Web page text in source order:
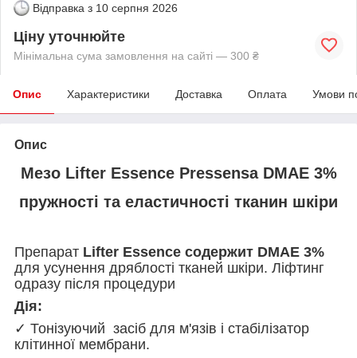
Відправка з 10 серпня 2026
Ціну уточнюйте
Мінімальна сума замовлення на сайті — 300 ₴
Опис Характеристики Доставка Оплата Умови
Опис
Мезо Lifter Essence Pressensa DMAE 3%
пружності та еластичності тканин шкіри
Препарат Lifter Essence содержит DMAE 3%
для усунення дряблості тканей шкіри. Ліфтинг
одразу після процедури
Дія:
✓ Тонізуючий засіб для м'язів і стабілізатор
клітинної мембрани.